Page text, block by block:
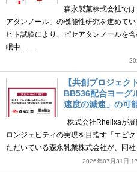
森永製菓株式会社で
アタンノール」の機能性研究を進めて
ヒト試験により、ピセアタンノールを
眠中……
【共創プロジェ
BB536配合ヨーグ
速度の減速」の可
株式会社Rhelixaが展
ロンジェビティの実現を目指す「エピ
ただいている森永乳業株式会社が、同
2026年07月31日